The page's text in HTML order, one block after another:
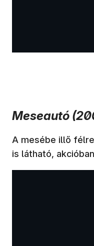
Meseautó
A mesébe illő
is látható,